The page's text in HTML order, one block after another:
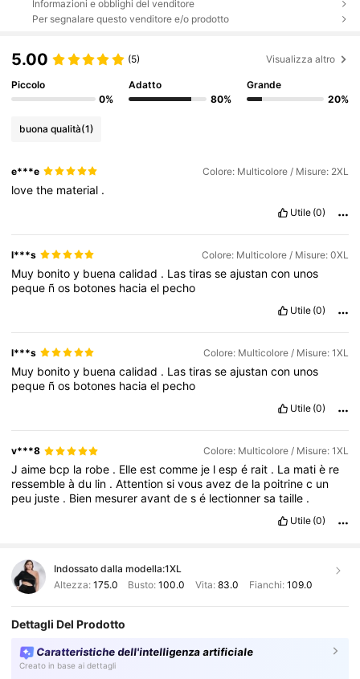
Informazioni e obblighi del venditore
Per segnalare questo venditore e/o prodotto
5.00 (5) Visualizza altro
Piccolo
0%
Adatto
80%
Grande
20%
buona qualità(1)
e***e Colore: Multicolore / Misure: 2XL
lovethe material .
Utile (0)
l***s Colore: Multicolore / Misure: 0XL
Muy bonitoy buenacalidad . Lastirasseajustancon unos
peque ños botones haciael pecho
Utile (0)
l***s Colore: Multicolore / Misure: 1XL
Muy bonitoy buenacalidad . Lastirasseajustancon unos
peque ños botones haciael pecho
Utile (0)
v***8 Colore: Multicolore / Misure: 1XL
Jaime bcp la robe . Elleestcomme je lespé rait . La matiè re
ressembleàdu lin .Attentionsivousavezde la poitrinec un
peu juste . Bien mesureravantdesé lectionnersataille .
Utile (0)
Indossato dalla modella:1XL
Altezza: 175.0 Busto:100.0 Vita: 83.0 Fianchi: 109.0
Dettagli Del Prodotto
Caratteristiche dell'intelligenza artificiale
Creato in base ai dettagli